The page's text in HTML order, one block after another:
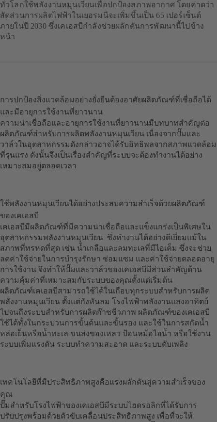
ทั่วโลกใช้พลังงานหมุนเวียนเพื่อปกป้องสภาพอากาศ โดยคาดว่า
สัดส่วนการผลิตไฟฟ้าในเยอรมนีจะเพิ่มขึ้นเป็น 65 เปอร์เซ็นต์
ภายในปี 2030 ซึ่งเคเอสบีกำลังช่วยผลักดันการพัฒนานี้ไปข้าง
หน้า
การปกป้องสิ่งแวดล้อมอย่างยั่งยืนต้องอาศัยผลิตภัณฑ์ที่เชื่อถือได้
และมีอายุการใช้งานที่ยาวนาน
ความน่าเชื่อถือและอายุการใช้งานที่ยาวนานมีบทบาทสำคัญต่อ
ผลิตภัณฑ์สำหรับการผลิตพลังงานหมุนเวียน เนื่องจากปั๊มและ
วาล์วในอุตสาหกรรมดังกล่าวอาจได้รับอิทธิพลจากสภาพแวดล้อม
ที่รุนแรง ดังนั้นจึงเป็นเรื่องสำคัญที่ระบบจะต้องทำงานได้อย่าง
เหมาะสมอยู่ตลอดเวลา
ใช้พลังงานหมุนเวียนได้อย่างประสบความสำเร็จด้วยผลิตภัณฑ์
ของเคเอสบี
เคเอสบีมีผลิตภัณฑ์ที่มีความน่าเชื่อถือและแข็งแกร่งเป็นพิเศษใน
อุตสาหกรรมพลังงานหมุนเวียน ซึ่งทำงานได้อย่างดีเยี่ยมแม้ใน
สภาพที่ทรหดที่สุด เช่น น้ำเกลือและลมทะเลที่มีไอเค็ม ซึ่งจะช่วย
ลดค่าใช้จ่ายในการบำรุงรักษา ซ่อมแซม และค่าใช้จ่ายตลอดอายุ
การใช้งาน จึงทำให้ปั๊มและวาล์วของเคเอสบีมีส่วนสำคัญด้าน
ความคุ้มค่าที่เหมาะสมกับระบบของคุณตั้งแต่เริ่มต้น
ผลิตภัณฑ์เคเอสบีสามารถใช้ได้ในเกือบทุกระบบสำหรับการผลิต
พลังงานหมุนเวียน ตั้งแต่กังหันลม โรงไฟฟ้าพลังงานแสงอาทิตย์
ไปจนถึงระบบสำหรับการผลิตก๊าซชีวภาพ ผลิตภัณฑ์ของเคเอสบี
ใช้ได้ทั้งในกระบวนการขั้นต้นและขั้นรอง และใช้ในการสกัดน้ำ
หล่อเย็นหรือน้ำทะเล ขนส่งของเหลว ป้อนหม้อไอน้ำ หรือใช้งาน
ระบบเพิ่มแรงดัน ระบบทำความสะอาด และระบบดับเพลิง
เทคโนโลยีที่มีประสิทธิภาพสูงคือแรงผลักดันสู่ความสำเร็จของ
คุณ
ปั๊มสำหรับโรงไฟฟ้าของเคเอสบีมีระบบไฮดรอลิกที่ได้รับการ
ปรับปรุงพร้อมด้วยตัวขับเคลื่อนประสิทธิภาพสูง เพื่อที่จะให้